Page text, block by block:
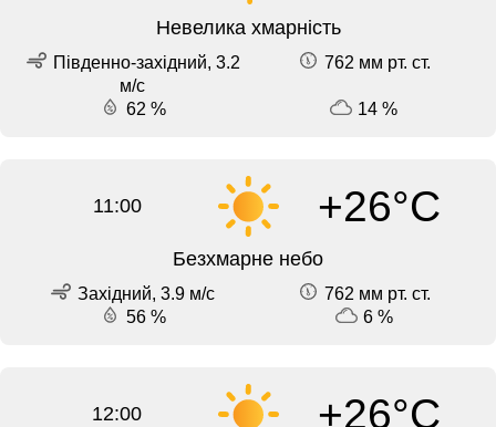
Невелика хмарність
Південно-західний, 3.2
м/с
762 мм рт. ст.
62 % 14 %
11:00 +26°C
Безхмарне небо
Західний, 3.9 м/с
762 мм рт. ст.
56 %
6 %
12:00 +26°C